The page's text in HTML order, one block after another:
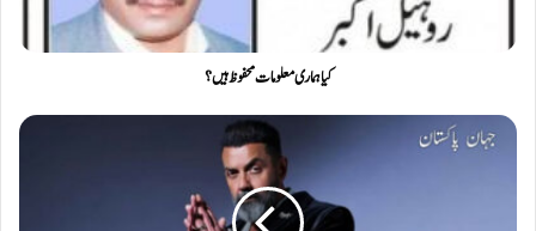
کیا ہماری معلومات محفوظ ہیں؟